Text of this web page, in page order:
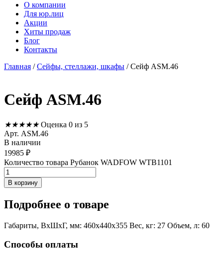
О компании
Для юр.лиц
Акции
Хиты продаж
Блог
Контакты
Главная /Сейфы, стеллажи, шкафы / Сейф ASM.46
Сейф ASM.46
★★★★★ Оценка 0 из 5
Арт. ASM.46
В наличии
19985 ₽
Количество товара Рубанок WADFOW WTB1101
В корзину
Подробнее о товаре
Габариты, ВxШxГ, мм: 460x440x355 Вес, кг: 27 Объем, л: 60
Способы оплаты